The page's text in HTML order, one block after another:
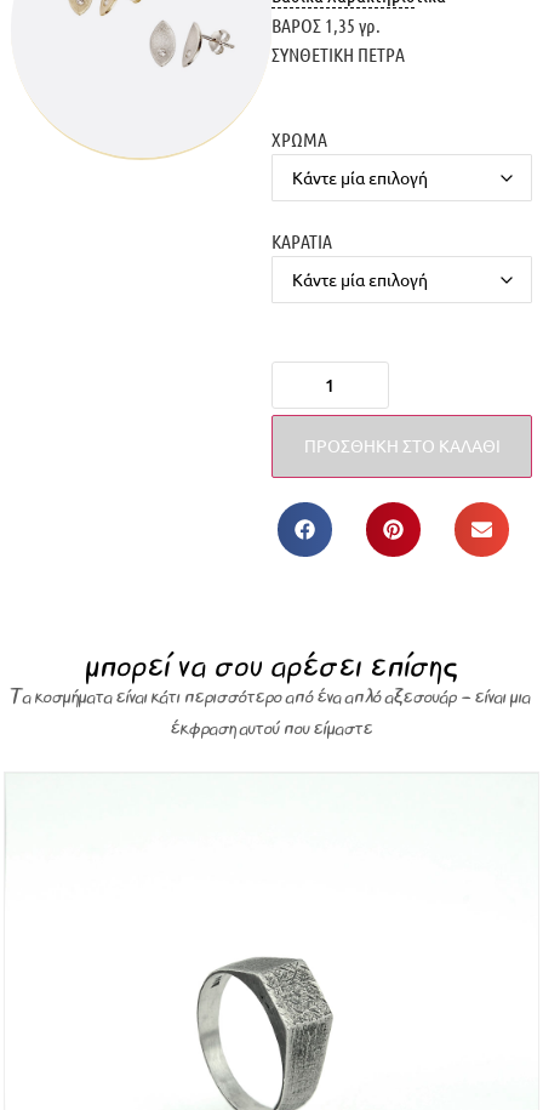
ΒΑΡΟΣ 1,35 γρ.
ΣΥΝΘΕΤΙΚΗ ΠΕΤΡΑ
ΧΡΩΜΑ
ΚΑΡΑΤΙΑ
ΠΡΟΣΘΉΚΗ ΣΤΟ ΚΑΛΆΘΙ
μπορεί να σου αρέσει επίσης
Τα κοσμήματα είναι κάτι περισσότερο από ένα απλό αξεσουάρ – είναι μια
έκφραση αυτού που είμαστε